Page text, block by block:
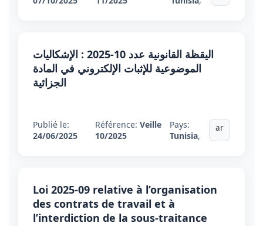
اليقظة القانونية عدد 10-2025 : الإشكاليات
الموضوعية للإثبات الإلكتروني في المادة
الجزائية
Publié le:
24/06/2025
Référence: Veille
10/2025
Pays:
Tunisia,
ar
Loi 2025-09 relative à l’organisation
des contrats de travail et à
l’interdiction de la sous-traitance